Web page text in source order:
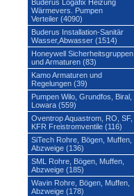
Buderus Logafix Heizung
Wärmevers. Pumpen
Verteiler (4090)
Buderus Installation-Sanitär
Wasser,Abwasser (1514)
Honeywell Sicherheitsgruppen
und Armaturen (83)
Kamo Armaturen und
Regelungen (39)
Pumpen Wilo, Grundfos, Biral,
Lowara (559)
Oventrop Aquastrom, RO, SF,
KFR Freistromventile (116)
SiTech Rohre, Bögen, Muffen,
Abzweige (136)
SML Rohre, Bögen, Muffen,
Abzweige (185)
Wavin Rohre, Bögen, Muffen,
Abzweige (178)